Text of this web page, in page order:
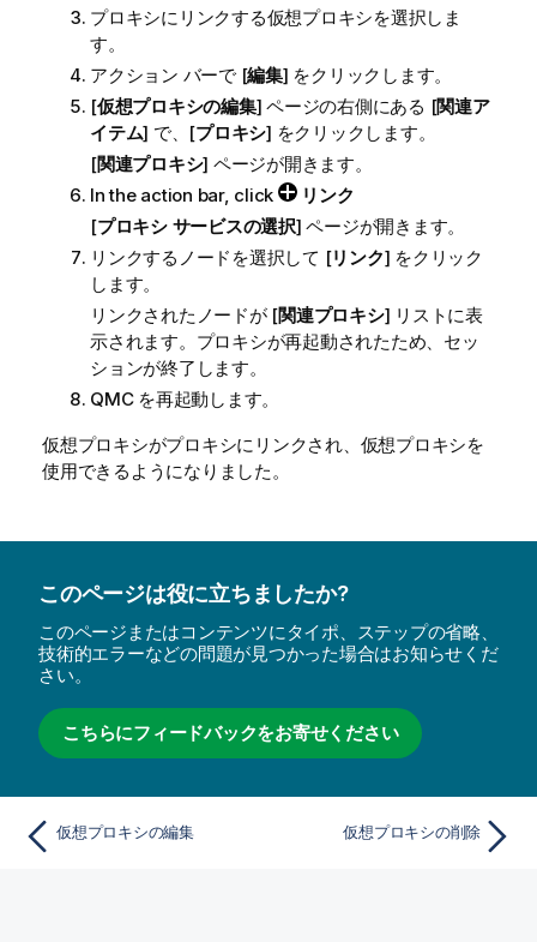
プロキシにリンクする仮想プロキシを選択しま
す。
アクション バーで [編集] をクリックします。
[仮想プロキシの編集] ページの右側にある [関連ア
イテム] で、[プロキシ] をクリックします。
[関連プロキシ] ページが開きます。
In the action bar, click
リンク
[プロキシ サービスの選択] ページが開きます。
リンクするノードを選択して [リンク] をクリック
します。
リンクされたノードが [関連プロキシ] リストに表
示されます。プロキシが再起動されたため、セッ
ションが終了します。
QMCを再起動します。
仮想プロキシがプロキシにリンクされ、仮想プロキシを
使用できるようになりました。
このページは役に立ちましたか?
このページまたはコンテンツにタイポ、ステップの省略、
技術的エラーなどの問題が見つかった場合はお知らせくだ
さい。
こちらにフィードバックをお寄せください
仮想プロキシの編集 仮想プロキシの削除